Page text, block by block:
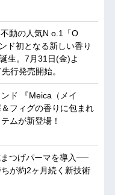
不動の人気N o.1「O
ド初となる新しい香り
生。7月31日(金)よ
行発売開始。
ド 『Meica（メイ
フィグの香りに包まれ
ムが新登場！
つげパーマを導入──
が約2ヶ月続く新技術